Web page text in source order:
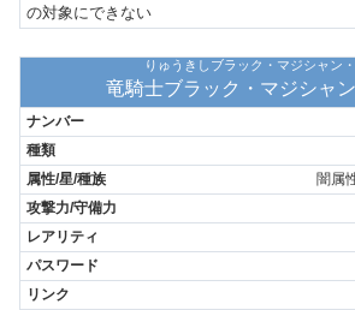
の対象にできない
りゅうきしブラック・マジシャン
竜騎士ブラック・マジシャ
闇属